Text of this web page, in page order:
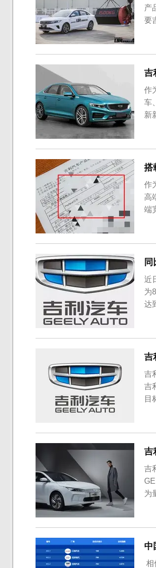
产
要
豪
吉
作
车
新
车
搭
作
高
端
近
为
达
2
吉
吉
吉
目
吉
吉
为
起
中